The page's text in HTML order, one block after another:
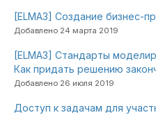
[ELMA3] Создание бизнес-
Добавлено 24 марта 2019
[ELMA3] Стандарты
Как придать решению
Добавлено 26 июля 2019
Доступ к задачам для